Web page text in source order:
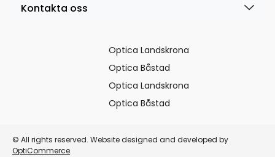
Kontakta oss
Optica Landskrona
Optica Båstad
Optica Landskrona
Optica Båstad
© All rights reserved. Website designed and developed by
OptiCommerce.